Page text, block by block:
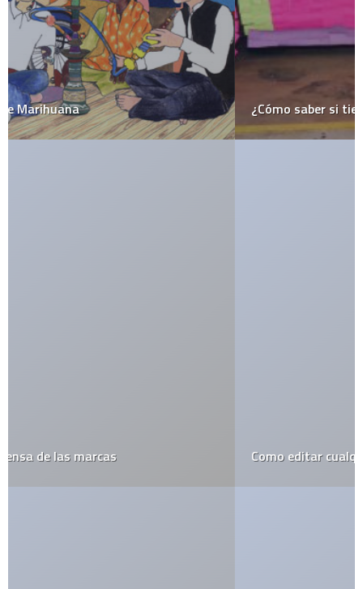
¿Cómo saber si tienes una novia psicópata?
Como editar cualquier página